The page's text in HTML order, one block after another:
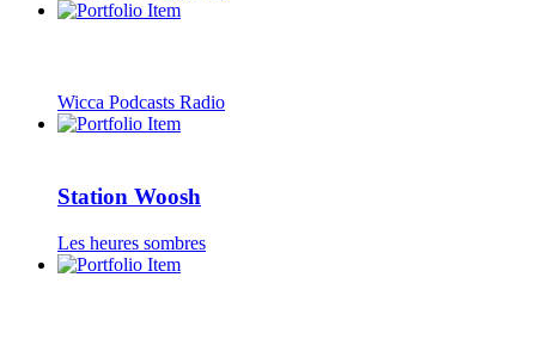
Wicca Podcasts Radio
Station Woosh
Les heures sombres